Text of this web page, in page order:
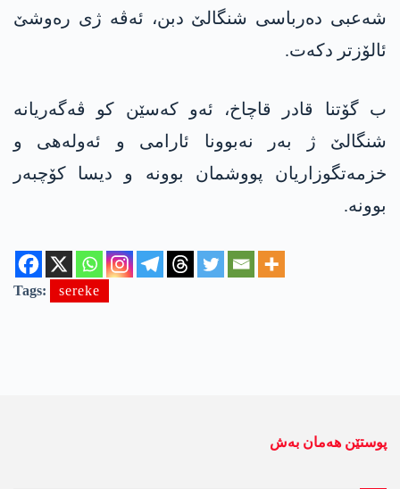
شەعبی دەرباسی شنگالێ دبن، ئەڤە ژی رەوشێ
ئالۆزتر دکەت.
ب گۆتنا قادر قاچاخ، ئەو کەسێن کو ڤەگەریانە
شنگالێ ژ بەر نەبوونا ئارامی و ئەولەھی و
خزمەتگوزاریان پووشمان بوونە و دیسا کۆچبەر
بوونە.
Tags: sereke
پوستێن ھەمان بەش